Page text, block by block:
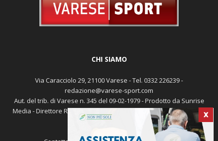
X
CHI SIAMO
Via Caracciolo 29, 21100 Varese - Tel. 0332 226239 -
redazione@varese-sport.com
Aut. del trib. di Varese n. 345 del 09-02-1979 - Prodotto da Sunrise
Media - Direttore Responsabile: Michele Marocco -Cookie policy
Pubblicità